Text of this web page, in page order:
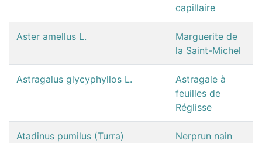
capillaire
Aster amellus L.
Marguerite de
la Saint-Michel
Astragalus glycyphyllos L.
Astragale à
feuilles de
Réglisse
Atadinus pumilus (Turra)
Nerprun nain